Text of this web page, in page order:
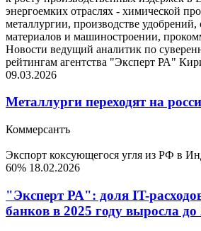
энергоемких отраслях - химической
металлургии, производстве удобрений,
материалов и машиностроении,
Новости ведущий аналитик по
рейтингам агентства "Эксперт РА"
09.03.2026
Металлурги переходят на
Коммерсантъ
Экспорт коксующегося угля из РФ в
60% 18.02.2026
"Эксперт РА": доля IT-
банков в 2025 году выросла до